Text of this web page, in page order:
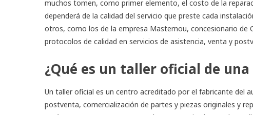
muchos tomen, como primer elemento, el costo de la
dependerá de la calidad del servicio que preste cada
otros, como los de la empresa Masternou, concesionario de
protocolos de calidad en servicios de asistencia, venta y
¿Qué es un taller oficial de
Un taller oficial es un centro acreditado por el fabricante del
postventa, comercialización de partes y piezas originales y